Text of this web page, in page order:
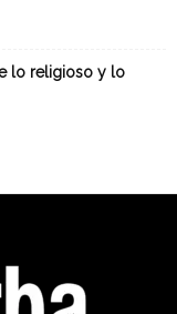
lo religioso y lo